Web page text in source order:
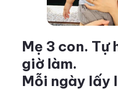
Mẹ 3 con. Tự
giờ làm.
Mỗi ngày lấy